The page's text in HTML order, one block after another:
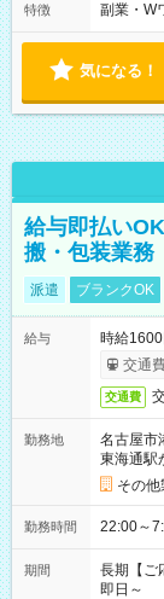
特徴 副業・W
気になる！
給与即払い
搬・包装業務
派遣 ブランクOK
給与
時給
交通
交通費
勤務地
名古屋市
東海通駅
その他
勤務時間
期間
長期【ご
即日～